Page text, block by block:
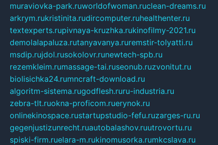
muraviovka-park.ruworldofwoman.ruclean-dreams.ru
arkrym.rukristinita.rudircomputer.ruhealthenter.ru
textexperts.rupivnaya-kruzhka.rukinofilmy-2021.ru
demolalapaluza.rutanyavanya.ruremstir-tolyatti.ru
msdip.rujdol.rusokolovr.runewtech-spb.ru
rezemkleim.rumassage-tai.ruseonub.ruzvonitut.ru
biolisichka24.rumncraft-download.ru
algoritm-sistema.rugodflesh.ruru-industria.ru
zebra-tlt.ruokna-proficom.ruerynok.ru
onlinekinospace.rustartupstudio-fefu.ruzarges-ru.ru
gegenjustizunrecht.ruautobalashov.ruutrovortu.ru
spiski-firm.ruelara-m.rukinomusorka.rumkcslava.ru